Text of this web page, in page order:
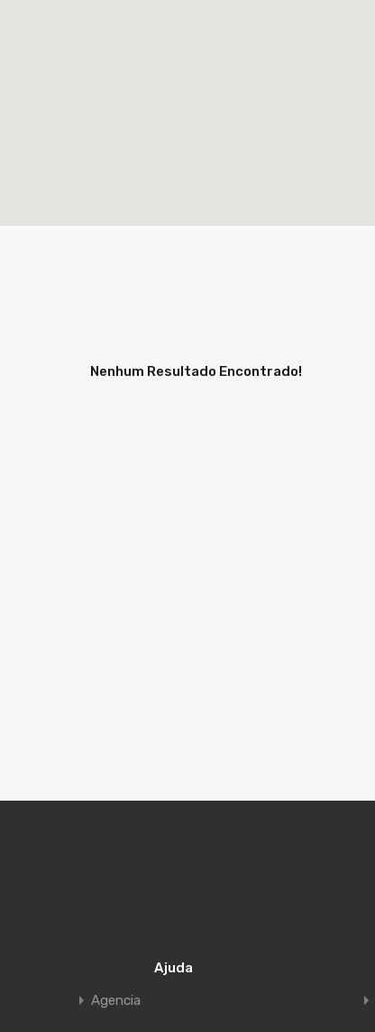
Nenhum Resultado Encontrado!
Ajuda
Agencia